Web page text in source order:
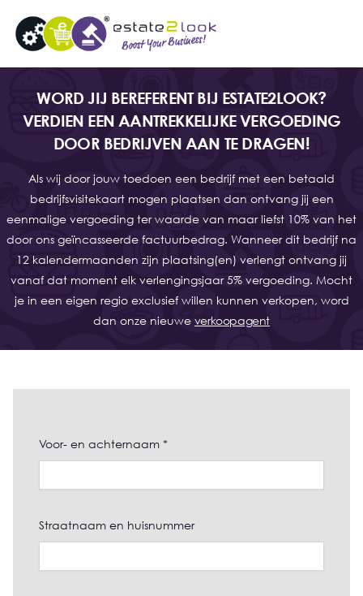
WORD JIJ BEREFERENT BIJ ESTATE2LOOK?
VERDIEN EEN AANTREKKELIJKE VERGOEDING
DOOR BEDRIJVEN AAN TE DRAGEN!
Als wij door jouw toedoen een bedrijf met een betaald
bedrijfsvisitekaart mogen plaatsen dan ontvang jij een
eenmalige vergoeding ter waarde van maar liefst 10% van het
door ons geïncasseerde factuurbedrag. Wanneer dit bedrijf na
12 kalendermaanden zijn plaatsing(en) verlengt ontvang jij
vanaf dat moment elk verlengingsjaar 5% vergoeding. Mocht
je in een eigen regio exclusief willen kunnen verkopen, word
dan onze nieuwe verkoopagent
Voor- en achternaam *
Straatnaam en huisnummer